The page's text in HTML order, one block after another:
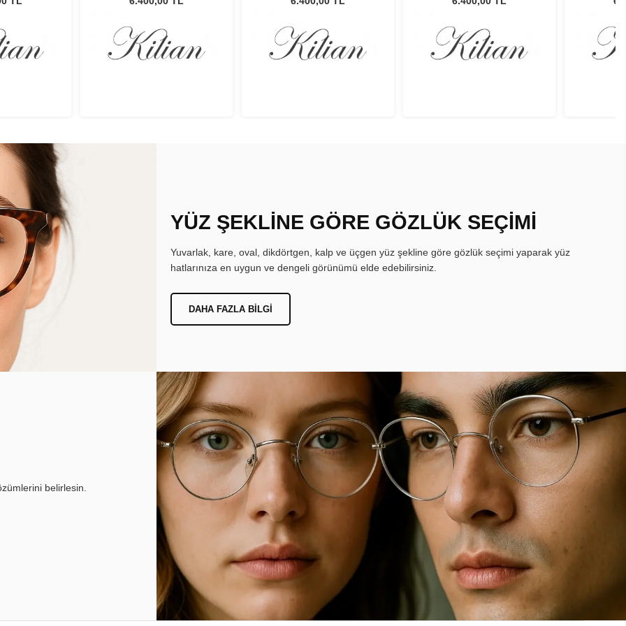
YÜZ ŞEKLİNE GÖRE GÖZLÜK SEÇİMİ
Yuvarlak, kare, oval, dikdörtgen, kalp ve üçgen yüz şekline göre gözlük seçimi yaparak yüz
hatlarınıza en uygun ve dengeli görünümü elde edebilirsiniz.
DAHA FAZLA BILGI
belirlesin.